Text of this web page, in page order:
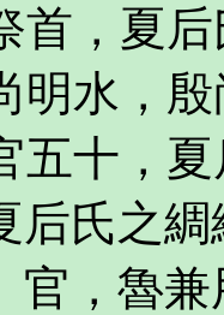
首，夏
明水，
五十，
后氏之
官，魯